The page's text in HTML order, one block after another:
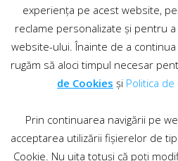
experiența pe acest website,
reclame personalizate și pentru
website-ului. Înainte de a
rugăm să aloci timpul necesar
de Cookies și Politica
Prin continuarea navigării pe
acceptarea utilizării fișierelor de
Cookie. Nu uita totuși că poți